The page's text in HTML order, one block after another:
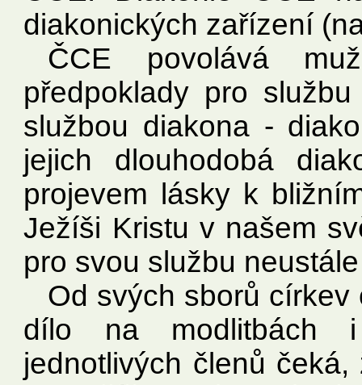
diakonických zařízení
ČCE povolává
předpoklady pro
službou diakona -
jejich dlouhodobá
projevem lásky k
Ježíši Kristu v našem
pro svou službu
Od svých sborů
dílo na modlitbách i
jednotlivých členů